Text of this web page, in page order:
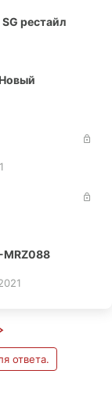
рестайл
MRZ088
ответа.